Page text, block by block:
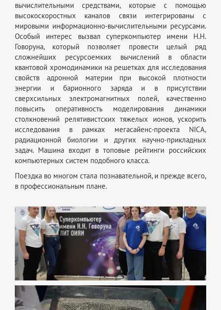
вычислительными средствами, которые с помощью
высокоскоростных каналов связи интегрированы с
мировыми информационно-вычислительными ресурсами.
Особый интерес вызвал суперкомпьютер имени Н.Н.
Говоруна, который позволяет провести целый ряд
сложнейших ресурсоемких вычислений в области
квантовой хромодинамики на решетках для исследования
свойств адронной материи при высокой плотности
энергии и барионного заряда и в присутствии
сверхсильных электромагнитных полей, качественно
повысить оперативность моделирования динамики
столкновений релятивистских тяжелых ионов, ускорить
исследования в рамках мегасайенс-проекта NICA,
радиационной биологии и других научно-прикладных
задач. Машина входит в топовые рейтинги российских
компьютерных систем подобного класса.
Поездка во многом стала познавательной, и прежде всего,
в профессиональным плане.